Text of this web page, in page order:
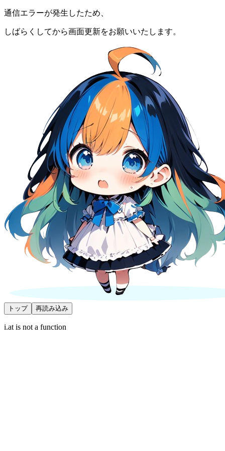
通信エラーが発生したため、
しばらくしてから画面更新をお願いいたします。
トップ 再読み込み
i.at is not a function